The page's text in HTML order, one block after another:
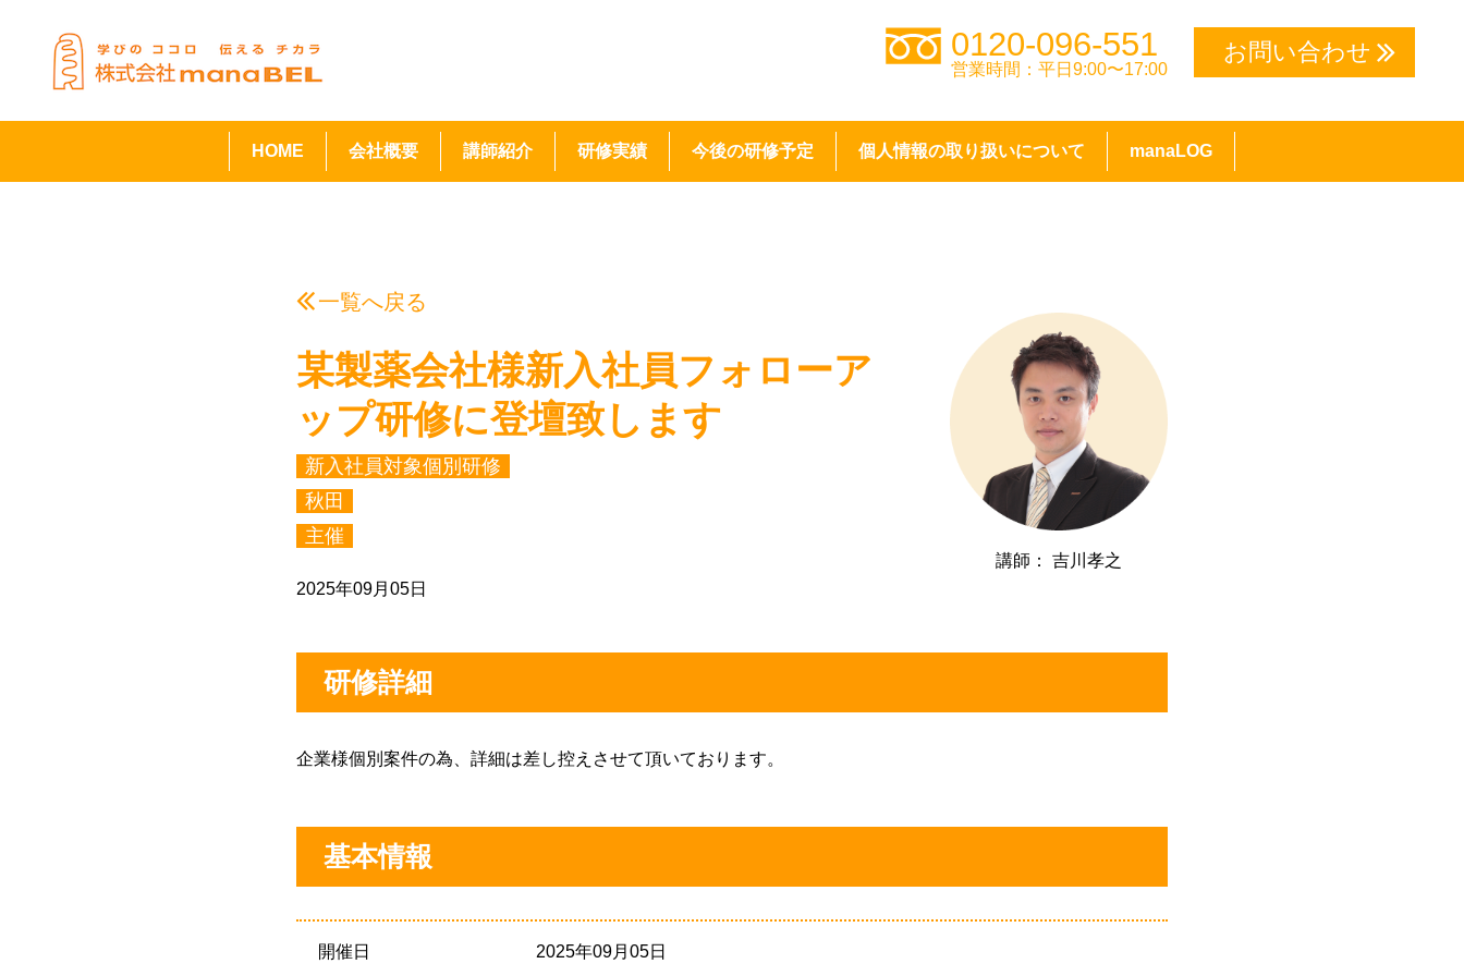
0120-096-551
営業時間：平日9:00〜17:00
お問い合わせ
HOME 会社概要 講師紹介 研修実績 今後の研修予定 個人情報の取り扱いについて manaLOG
一覧へ戻る
某製薬会社様新入社員フォローア
ップ研修に登壇致します
新入社員対象個別研修
秋田
主催
2025年09月05日
講師： 吉川孝之
研修詳細
企業様個別案件の為、詳細は差し控えさせて頂いております。
基本情報
開催日 2025年09月05日